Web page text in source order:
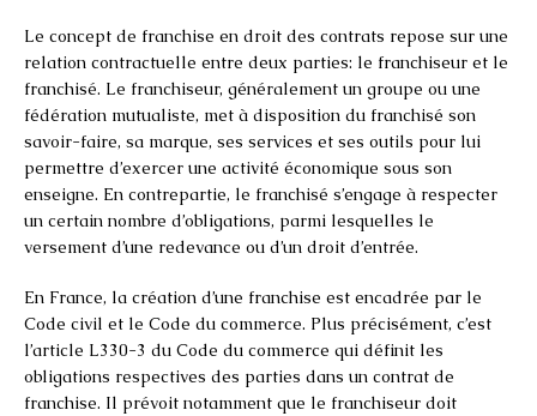
Le concept de franchise en droit des contrats repose sur une
relation contractuelle entre deux parties: le franchiseur et le
franchisé. Le franchiseur, généralement un groupe ou une
fédération mutualiste, met à disposition du franchisé son
savoir-faire, sa marque, ses services et ses outils pour lui
permettre d’exercer une activité économique sous son
enseigne. En contrepartie, le franchisé s’engage à respecter
un certain nombre d’obligations, parmi lesquelles le
versement d’une redevance ou d’un droit d’entrée.
En France, la création d’une franchise est encadrée par le
Code civil et le Code du commerce. Plus précisément, c’est
l’article L330-3 du Code du commerce qui définit les
obligations respectives des parties dans un contrat de
franchise. Il prévoit notamment que le franchiseur doit